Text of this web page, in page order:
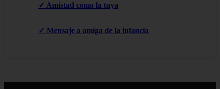
✓ Amistad como la tuya
✓ Mensaje a amiga de la infancia